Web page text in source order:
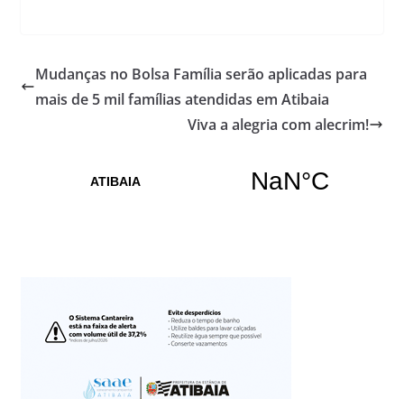
Mudanças no Bolsa Família serão aplicadas para
mais de 5 mil famílias atendidas em Atibaia
Viva a alegria com alecrim!